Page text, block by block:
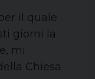
il quale
giorni la
mi
Chiesa